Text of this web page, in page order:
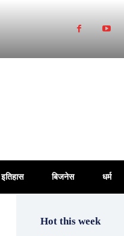
इतिहास बिजनेस धर्म
Hot this week